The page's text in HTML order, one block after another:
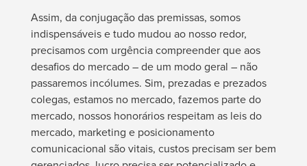
Assim, da conjugação das premissas, somos
indispensáveis e tudo mudou ao nosso redor,
precisamos com urgência compreender que aos
desafios do mercado – de um modo geral – não
passaremos incólumes. Sim, prezadas e prezados
colegas, estamos no mercado, fazemos parte do
mercado, nossos honorários respeitam as leis do
mercado, marketing e posicionamento
comunicacional são vitais, custos precisam ser bem